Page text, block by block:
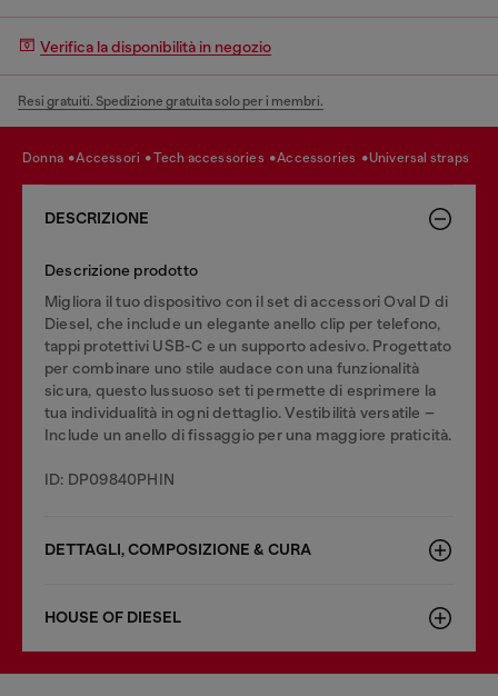
Verifica la disponibilità in negozio
Resi gratuiti. Spedizione gratuita solo per i membri.
donna accessori tech accessories accessories universal straps
DESCRIZIONE
Descrizione prodotto
Migliora il tuo dispositivo con il set di accessori Oval D di
Diesel, che include un elegante anello clip per telefono,
tappi protettivi USB-C e un supporto adesivo. Progettato
per combinare uno stile audace con una funzionalità
sicura, questo lussuoso set ti permette di esprimere la
tua individualità in ogni dettaglio. Vestibilità versatile –
Include un anello di fissaggio per una maggiore praticità.
ID: DP09840PHIN
DETTAGLI, COMPOSIZIONE & CURA
HOUSE OF DIESEL